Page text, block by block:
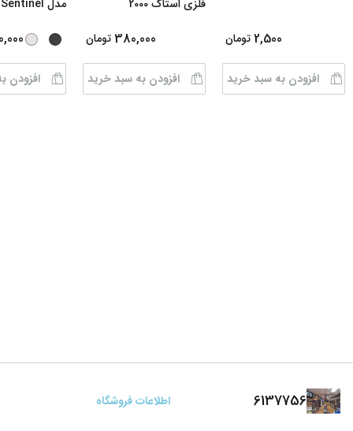
2,500 تومان
افزودن به سبد خرید
فلزی استاک 2000
380,000 تومان
افزودن به سبد خرید
مدل Sentinel رن
افزودن
6137756 اطلاعات فروشگاه